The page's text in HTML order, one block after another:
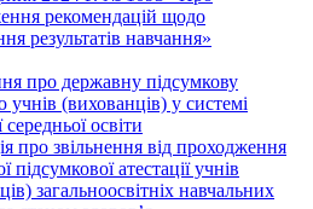
рекомендацій щодо
результатів навчання»
про державну підсумкову
учнів (вихованців) у системі
середньої освіти
про звільнення від проходження
підсумкової атестації учнів
загальноосвітніх навчальних